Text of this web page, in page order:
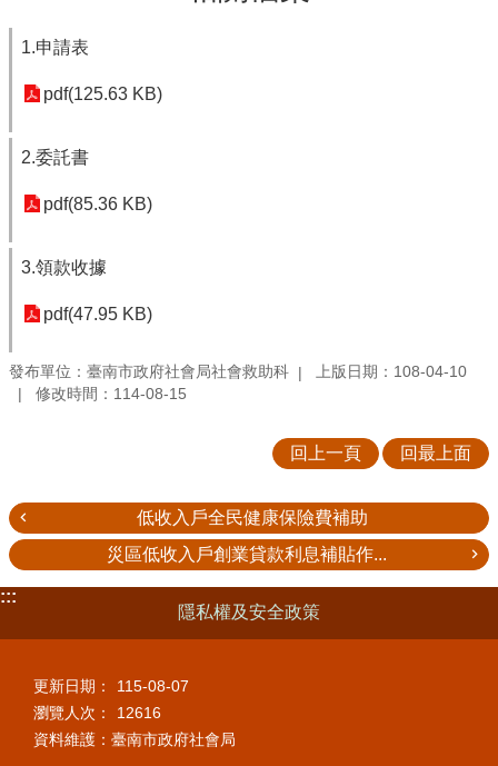
1.申請表
pdf(125.63 KB)
2.委託書
pdf(85.36 KB)
3.領款收據
pdf(47.95 KB)
發布單位：臺南市政府社會局社會救助科
上版日期：108-04-10
修改時間：114-08-15
回上一頁 回最上面
低收入戶全民健康保險費補助
災區低收入戶創業貸款利息補貼作...
:::
隱私權及安全政策
更新日期：
115-08-07
瀏覽人次：
12616
資料維護：臺南市政府社會局